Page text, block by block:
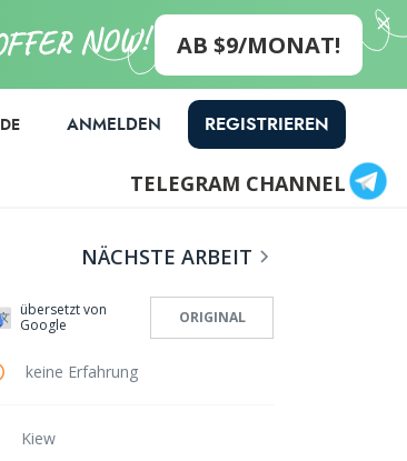
AB $9/MONAT!
DE ANMELDEN REGISTRIEREN
TELEGRAM CHANNEL
NÄCHSTE ARBEIT
übersetzt von
Google
ORIGINAL
keine Erfahrung
Kiew